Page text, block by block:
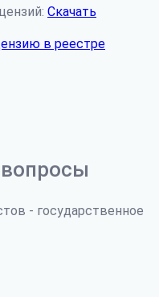
Скачать
в реестре
- государственное